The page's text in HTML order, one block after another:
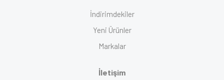
İndirimdekiler
Yeni Ürünler
Markalar
İletişim